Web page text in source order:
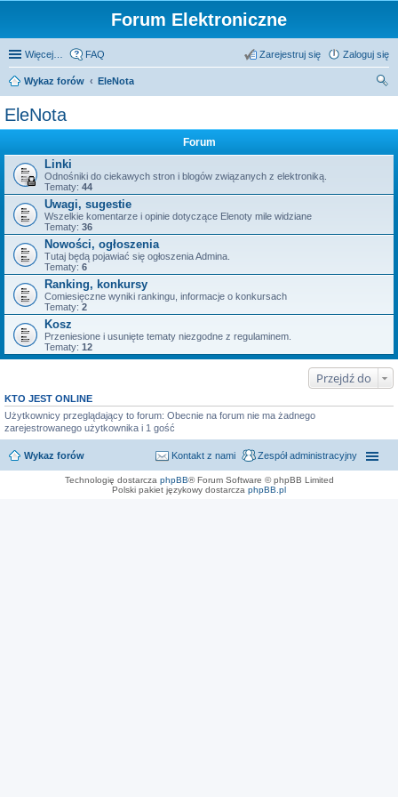
Forum Elektroniczne
Więcej… FAQ Zaloguj się
Zarejestruj się
Wykaz forów
EleNota
EleNota
Forum
Linki
Odnośniki do ciekawych stron i blogów związanych z elektroniką.
Tematy: 44
Uwagi, sugestie
Wszelkie komentarze i opinie dotyczące Elenoty mile widziane
Tematy: 36
Nowości, ogłoszenia
Tutaj będą pojawiać się ogłoszenia Admina.
Tematy: 6
Ranking, konkursy
Comiesięczne wyniki rankingu, informacje o konkursach
Tematy: 2
Kosz
Przeniesione i usunięte tematy niezgodne z regulaminem.
Tematy: 12
Przejdź do
KTO JEST ONLINE
Użytkownicy przeglądający to forum: Obecnie na forum nie ma żadnego
zarejestrowanego użytkownika i 1 gość
Wykaz forów Zespół administracyjny
Kontakt z nami
Technologię dostarcza phpBB® Forum Software © phpBB Limited
Polski pakiet językowy dostarcza phpBB.pl